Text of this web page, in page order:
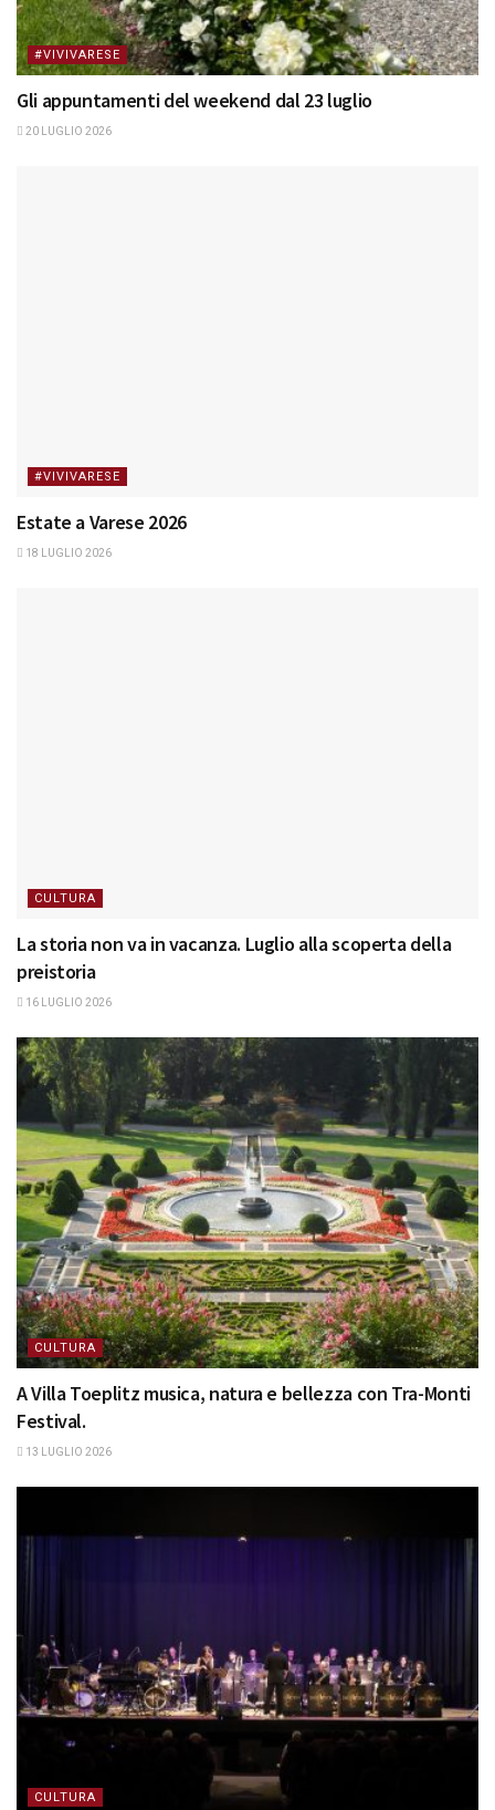
#VIVIVARESE
Gli appuntamenti del weekend dal 23 luglio
20 LUGLIO 2026
#VIVIVARESE
Estate a Varese 2026
18 LUGLIO 2026
CULTURA
La storia non va in vacanza. Luglio alla scoperta della
preistoria
16 LUGLIO 2026
CULTURA
A Villa Toeplitz musica, natura e bellezza con Tra-Monti
Festival.
13 LUGLIO 2026
CULTURA